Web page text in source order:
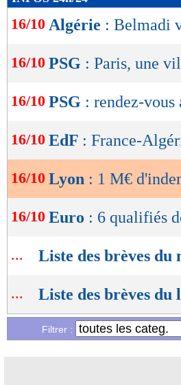
de
lecture
OK
16/10 Algérie : Belmadi
16/10 PSG : Paris, une
16/10 PSG : rendez-
16/10 EdF : France-
16/10 Lyon : 1 M€
16/10 Euro : 6 qualifiés
... Liste des brèves du
... Liste des brèves du
Filtrer :